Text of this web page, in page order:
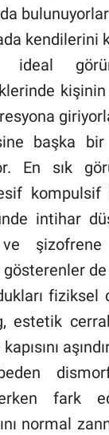
kendilerini
ideal
kişinin
başka
En sık
kompulsif
intihar
şizofrene
gösterenler
estetik
fark
normal